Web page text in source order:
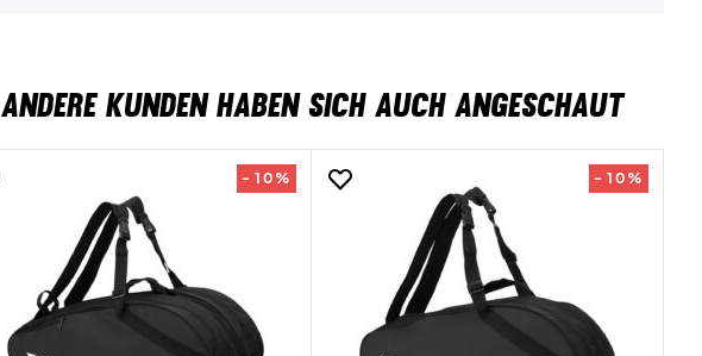
ANDERE KUNDEN HABEN SICH AUCH ANGESCHAUT
- 10% - 10%